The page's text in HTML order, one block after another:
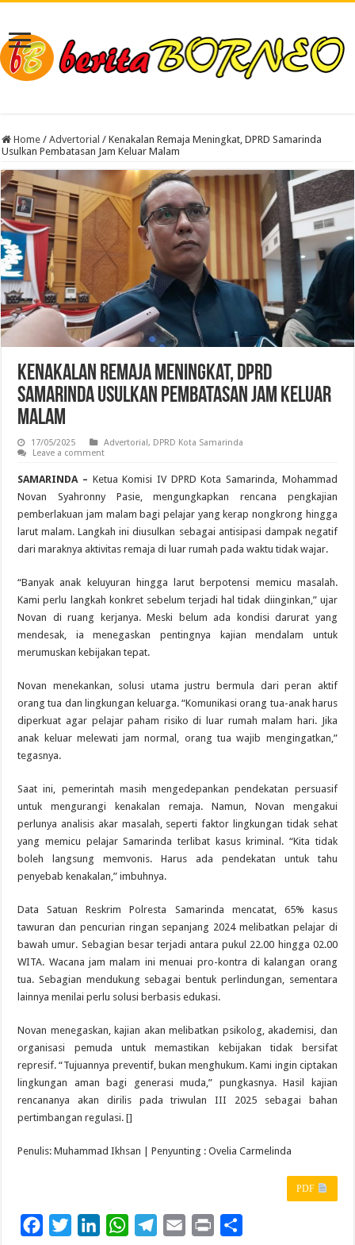
Home / Advertorial / Kenakalan Remaja Meningkat, DPRD Samarinda
Usulkan Pembatasan Jam Keluar Malam
Kenakalan Remaja Meningkat, DPRD
Samarinda Usulkan Pembatasan Jam Keluar
Malam
17/05/2025 Advertorial, DPRD Kota Samarinda
Leave a comment
SAMARINDA – Ketua Komisi IV DPRD Kota Samarinda, Mohammad
Novan Syahronny Pasie, mengungkapkan rencana pengkajian
pemberlakuan jam malam bagi pelajar yang kerap nongkrong hingga
larut malam. Langkah ini diusulkan sebagai antisipasi dampak negatif
dari maraknya aktivitas remaja di luar rumah pada waktu tidak wajar.
“Banyak anak keluyuran hingga larut berpotensi memicu masalah.
Kami perlu langkah konkret sebelum terjadi hal tidak diinginkan,” ujar
Novan di ruang kerjanya. Meski belum ada kondisi darurat yang
mendesak, ia menegaskan pentingnya kajian mendalam untuk
merumuskan kebijakan tepat.
Novan menekankan, solusi utama justru bermula dari peran aktif
orang tua dan lingkungan keluarga. “Komunikasi orang tua-anak harus
diperkuat agar pelajar paham risiko di luar rumah malam hari. Jika
anak keluar melewati jam normal, orang tua wajib mengingatkan,”
tegasnya.
Saat ini, pemerintah masih mengedepankan pendekatan persuasif
untuk mengurangi kenakalan remaja. Namun, Novan mengakui
perlunya analisis akar masalah, seperti faktor lingkungan tidak sehat
yang memicu pelajar Samarinda terlibat kasus kriminal. “Kita tidak
boleh langsung memvonis. Harus ada pendekatan untuk tahu
penyebab kenakalan,” imbuhnya.
Data Satuan Reskrim Polresta Samarinda mencatat, 65% kasus
tawuran dan pencurian ringan sepanjang 2024 melibatkan pelajar di
bawah umur. Sebagian besar terjadi antara pukul 22.00 hingga 02.00
WITA. Wacana jam malam ini menuai pro-kontra di kalangan orang
tua. Sebagian mendukung sebagai bentuk perlindungan, sementara
lainnya menilai perlu solusi berbasis edukasi.
Novan menegaskan, kajian akan melibatkan psikolog, akademisi, dan
organisasi pemuda untuk memastikan kebijakan tidak bersifat
represif. “Tujuannya preventif, bukan menghukum. Kami ingin ciptakan
lingkungan aman bagi generasi muda,” pungkasnya. Hasil kajian
rencananya akan dirilis pada triwulan III 2025 sebagai bahan
pertimbangan regulasi. []
Penulis: Muhammad Ikhsan | Penyunting : Ovelia Carmelinda
PDF
W